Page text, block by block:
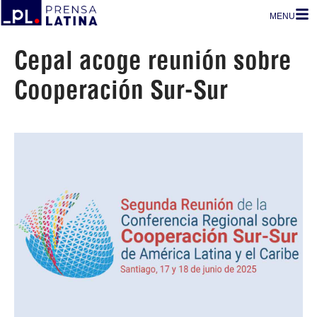
MENU
Cepal acoge reunión sobre
Cooperación Sur-Sur